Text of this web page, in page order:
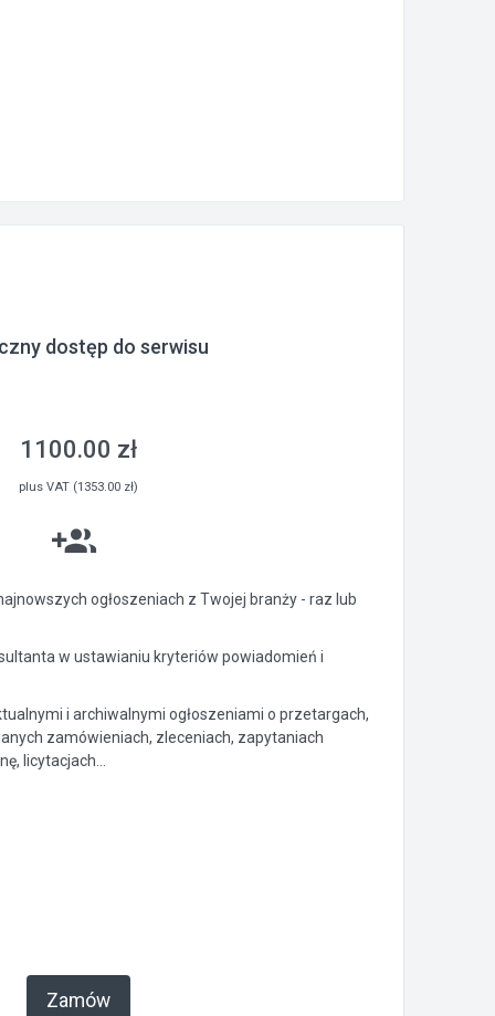
dostęp do serwisu
1100.00 zł
plus VAT (1353.00 zł)
ogłoszeniach z Twojej branży - raz lub
w ustawianiu kryteriów powiadomień i
i archiwalnymi ogłoszeniami o przetargach,
zamówieniach, zleceniach, zapytaniach
licytacjach...
Zamów